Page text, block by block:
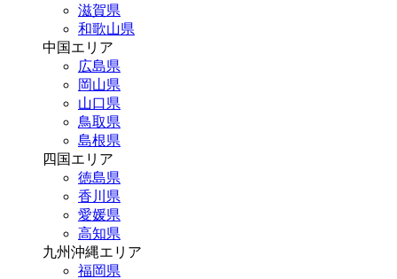
滋賀県
和歌山県
中国エリア
広島県
岡山県
山口県
鳥取県
島根県
四国エリア
徳島県
香川県
愛媛県
高知県
九州沖縄エリア
福岡県